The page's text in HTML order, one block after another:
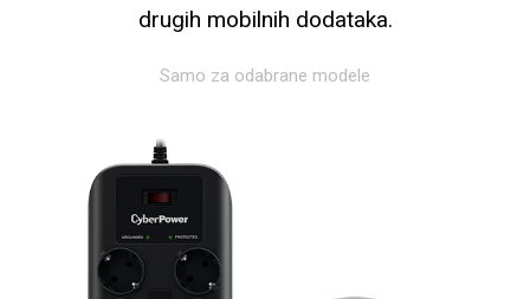
drugih mobilnih dodataka.
Samo za odabrane modele